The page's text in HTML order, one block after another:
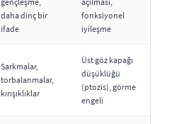
daha dinç bir
ifade
fonksiyonel
iyileşme
Sarkmalar,
torbalanmalar,
kırışıklıklar
Üst göz kapağı
düşüklüğü
(ptozis), görme
engeli